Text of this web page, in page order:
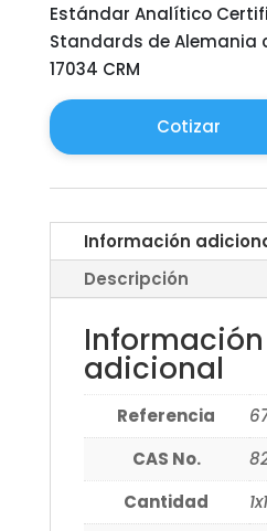
Estándar Analítico
Standards de Alemania
17034 CRM
Cotizar
Información
Descripción
Información
adicional
Referencia
CAS No.
Cantidad